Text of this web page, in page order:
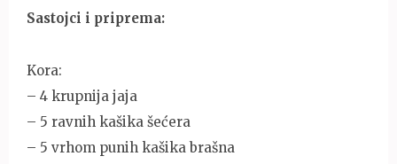
Sastojci i priprema:
Kora:
– 4 krupnija jaja
– 5 ravnih kašika šećera
– 5 vrhom punih kašika brašna